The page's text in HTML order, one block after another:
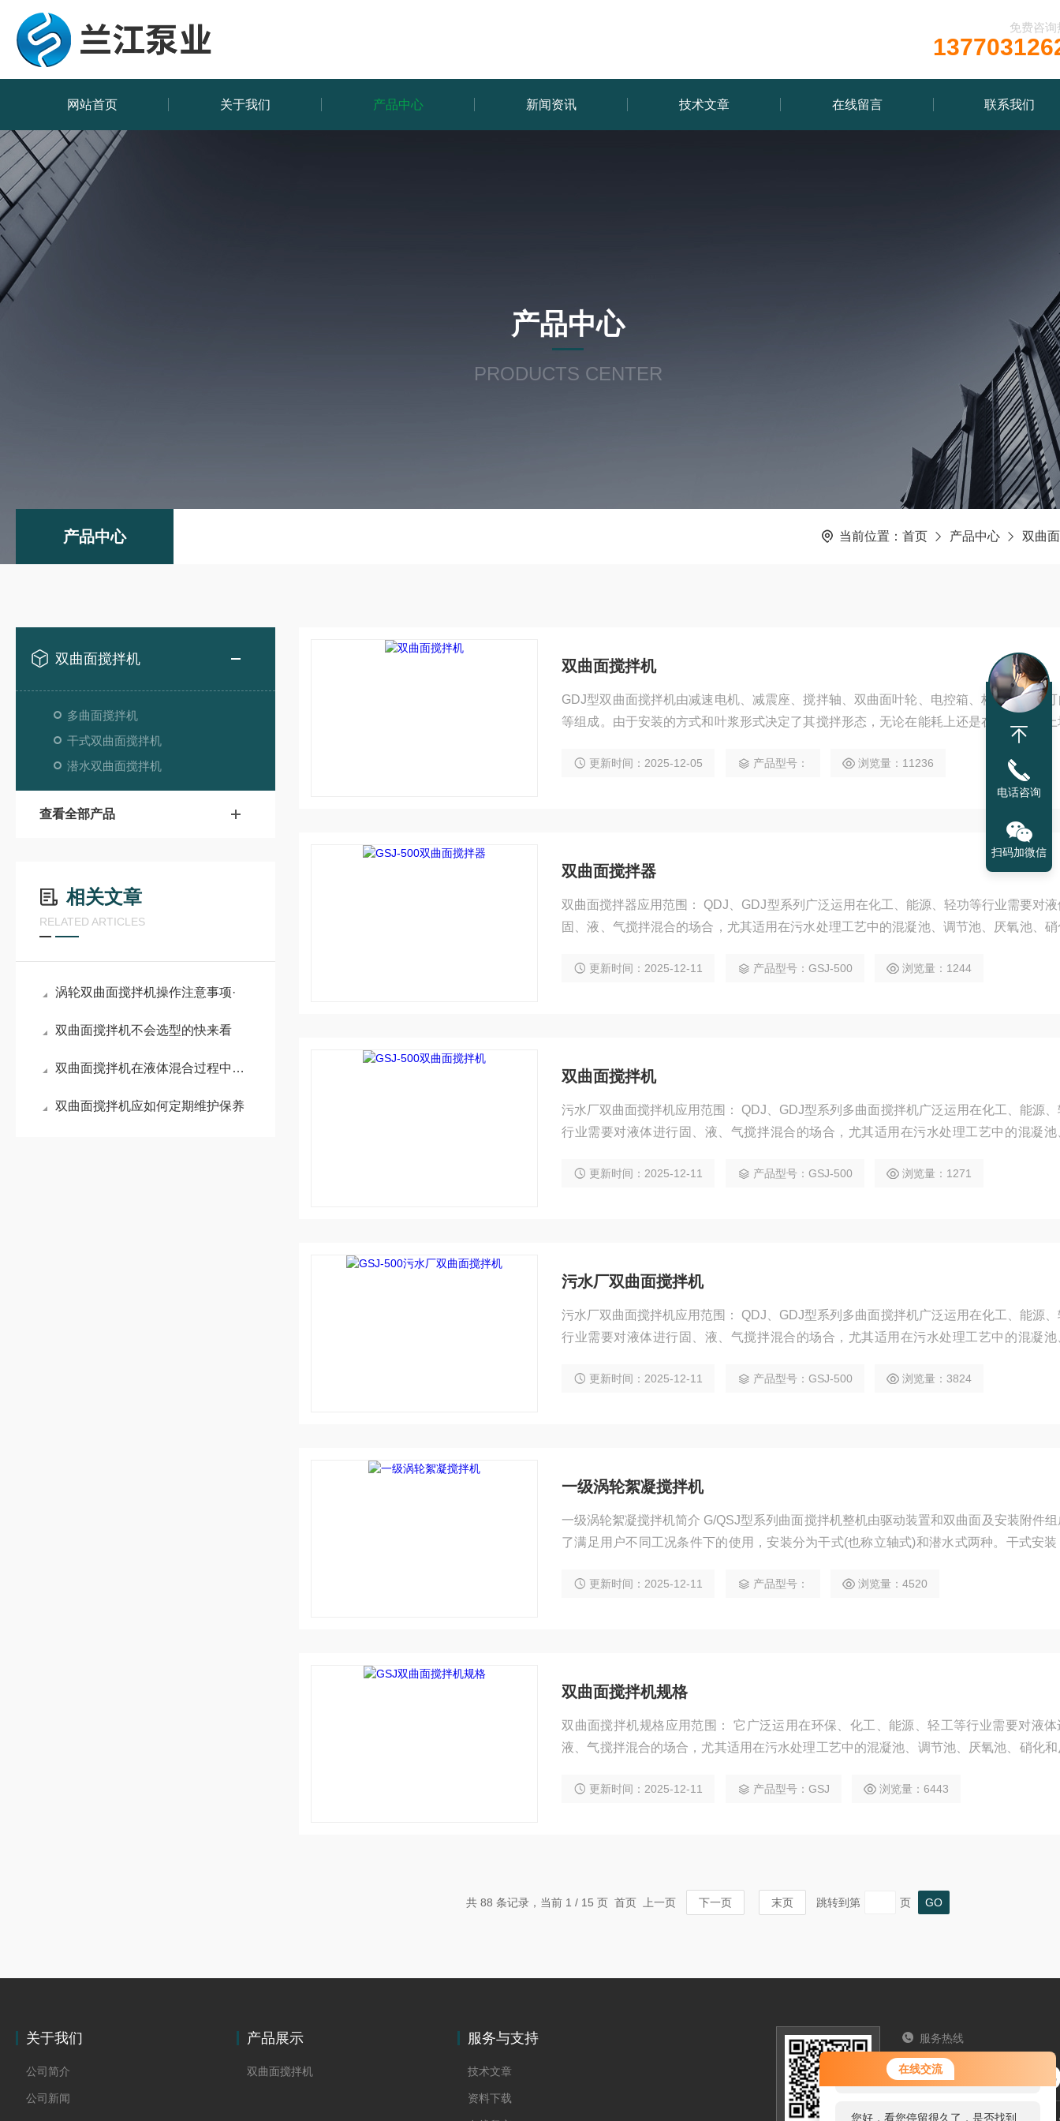
在线交流
您好！欢迎前来咨询，很高兴为您
服务，请问您要咨询什么问题呢？
您好，看您停留很久了，是否找到
免费咨询
网站首页 关于我们 产品中心 新闻资讯 技术文章 在线留言 联系我们
产品中心
PRODUCTS CENTER
产品中心 当前位置： 首页 产品中心 双曲
双曲面搅拌机
多曲面搅拌机
干式双曲面搅拌机
潜水双曲面搅拌机
查看全部产品
相关文章
RELATED ARTICLES
涡轮双曲面搅拌机操作注意事项·
双曲面搅拌机不会选型的快来看
双曲面搅拌机在液体混合过程中的应用与优势分析
双曲面搅拌机应如何定期维护保养
双曲面搅拌机
GDJ型双曲面搅拌机由减速电机、减震座、搅拌轴、双曲面叶轮、电控箱、桥架（用户
等组成。由于安装的方式和叶浆形式决定了其搅拌形态，无论在能耗上还是在搅拌效果
理想，不仅给污水厂的运营成本带来不必要的增加，而且会直接影响到终的工艺处理效果
更新时间：2025-12-05 产品型号： 浏览量：11236
双曲面搅拌器
双曲面搅拌器应用范围： QDJ、GDJ型系列广泛运用在化工、能源、轻功等行业需要对
固、液、气搅拌混合的场合，尤其适用在污水处理工艺中的混凝池、调节池、厌氧池、
更新时间：2025-12-11 产品型号：GSJ-500 浏览量：1244
双曲面搅拌机
污水厂双曲面搅拌机应用范围： QDJ、GDJ型系列多曲面搅拌机广泛运用在化工、能源、轻功等
行业需要对液体进行固、液、气搅拌混合的场合，尤其适用在污水处理工艺中的混凝池
更新时间：2025-12-11 产品型号：GSJ-500 浏览量：1271
污水厂双曲面搅拌机
污水厂双曲面搅拌机应用范围： QDJ、GDJ型系列多曲面搅拌机广泛运用在化工、能源、轻功等
行业需要对液体进行固、液、气搅拌混合的场合，尤其适用在污水处理工艺中的混凝池
更新时间：2025-12-11 产品型号：GSJ-500 浏览量：3824
一级涡轮絮凝搅拌机
一级涡轮絮凝搅拌机简介 G/QSJ型系列曲面搅拌机整机由驱动装置和双曲面及安装附件组成，为
了满足用户不同工况条件下的使用，安装分为干式(也称立轴式)和潜水式两种。干式安
蚀性的液体中，由具有自动纠偏功能，运行较平稳，减速机噪音小于60分贝。
更新时间：2025-12-11 产品型号： 浏览量：4520
双曲面搅拌机规格
双曲面搅拌机规格应用范围： 它广泛运用在环保、化工、能源、轻工等行业需要对液体进行固
液、气搅拌混合的场合，尤其适用在污水处理工艺中的混凝池、调节池、厌氧池、硝化
以确保在大容量和高浓度的介质中达到搅拌效果。
更新时间：2025-12-11 产品型号：GSJ 浏览量：6443
共 88 条记录，当前 1 / 15 页 首页 上一页 下一页 末页 跳转到第 页
关于我们
公司简介
公司新闻
产品展示
双曲面搅拌机
服务与支持
技术文章
资料下载
服务热线
025-
电话咨询
扫码加微信